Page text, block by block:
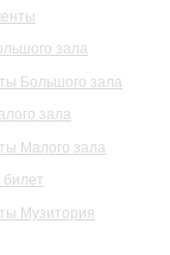
зала
Большого зала
зала
Малого зала
билет
Музитория